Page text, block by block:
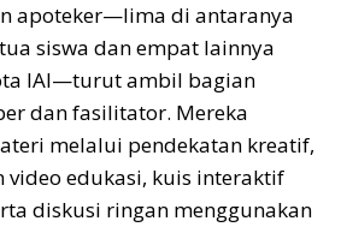
apoteker—lima di antaranya
siswa dan empat lainnya
IAI—turut ambil bagian
dan fasilitator. Mereka
melalui pendekatan kreatif,
edukasi, kuis interaktif
diskusi ringan menggunakan